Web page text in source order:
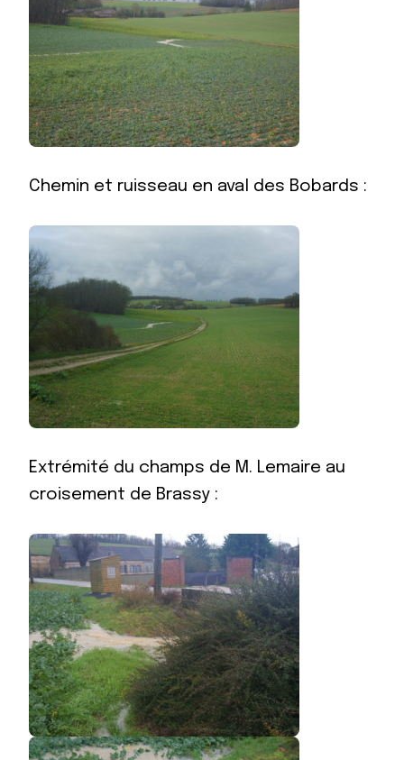
Chemin et ruisseau en aval des Bobards :
Extrémité du champs de M. Lemaire au
croisement de Brassy :